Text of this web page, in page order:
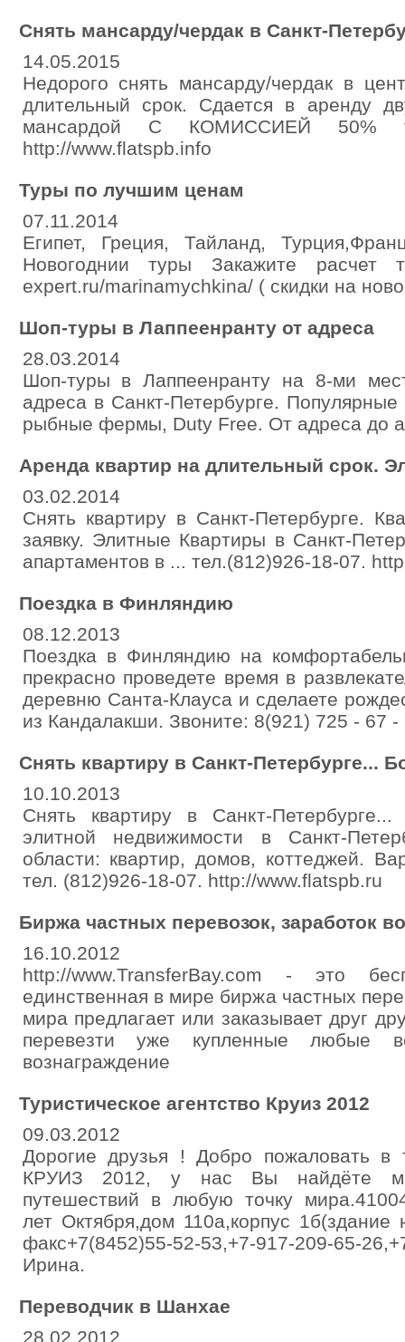
Снять мансарду/чердак в Санкт-
14.05.2015
Недорого снять мансарду/чердак в
длительный срок. Сдается в аренду
мансардой С КОМИССИЕЙ 50%
http://www.flatspb.info
Туры по лучшим ценам
07.11.2014
Египет, Греция, Тайланд,
Новогоднии туры Закажите расчет
expert.ru/marinamychkina/ ( скидки на
Шоп-туры в Лаппеенранту от адреса
28.03.2014
Шоп-туры в Лаппеенранту на 8-ми
адреса в Санкт-Петербурге.
рыбные фермы, Duty Free. От адреса до
Аренда квартир на длительный срок.
03.02.2014
Снять квартиру в Санкт-Петербурге.
заявку. Элитные Квартиры в Санкт-
апартаментов в ... тел.(812)926-18-07.
Поездка в Финляндию
08.12.2013
Поездка в Финляндию на
прекрасно проведете время в
деревню Санта-Клауса и сделаете
из Кандалакши. Звоните: 8(921) 725 - 67 -
Снять квартиру в Санкт-Петербурге...
10.10.2013
Снять квартиру в Санкт-
элитной недвижимости в Санкт-
области: квартир, домов, коттеджей.
тел. (812)926-18-07. http://www.flatspb.ru
Биржа частных перевозок, заработок
16.10.2012
http://www.TransferBay.com - это
единственная в мире биржа частных
мира предлагает или заказывает друг
перевезти уже купленные любые
вознаграждение
Туристическое агентство Круиз 2012
09.03.2012
Дорогие друзья ! Добро пожаловать в
КРУИЗ 2012, у нас Вы найдёте
путешествий в любую точку
лет Октября,дом 110а,корпус 1б(здание
факс+7(8452)55-52-53,+7-917-209-65-
Ирина.
Переводчик в Шанхае
28.02.2012